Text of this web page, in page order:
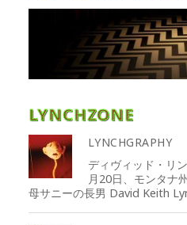
LYNCHZONE
LYNCHGRAPHY
ディヴィッド・リ
月20日、モンタナ
母サニーの長男 David Keith